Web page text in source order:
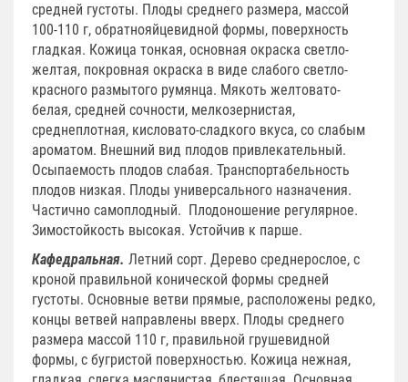
средней густоты. Плоды среднего размера, массой
100-110 г, обратнояйцевидной формы, поверхность
гладкая. Кожица тонкая, основная окраска светло-
желтая, покровная окраска в виде слабого светло-
красного размытого румянца. Мякоть желтовато-
белая, средней сочности, мелкозернистая,
среднеплотная, кисловато-сладкого вкуса, со слабым
ароматом. Внешний вид плодов привлекательный.
Осыпаемость плодов слабая. Транспортабельность
плодов низкая. Плоды универсального назначения.
Частично самоплодный. Плодоношение регулярное.
Зимостойкость высокая. Устойчив к парше.
Кафедральная. Летний сорт. Дерево среднерослое, с
кроной правильной конической формы средней
густоты. Основные ветви прямые, расположены редко,
концы ветвей направлены вверх. Плоды среднего
размера массой 110 г, правильной грушевидной
формы, с бугристой поверхностью. Кожица нежная,